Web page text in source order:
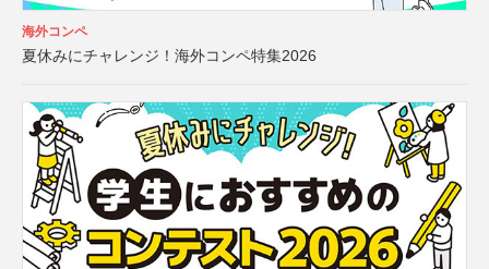
海外コンペ
夏休みにチャレンジ！海外コンペ特集2026